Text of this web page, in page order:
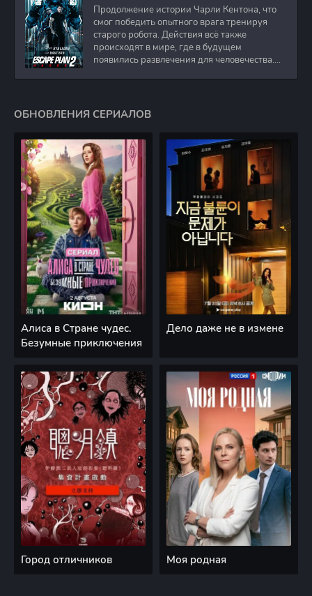
Продолжение истории Чарли Кентона, что
смог победить опытного врага тренируя
старого робота. Действия всё также
происходят в мире, где в будущем
появились развлечения для человечества.
ОБНОВЛЕНИЯ СЕРИАЛОВ
Алиса в Стране чудес.
Безумные приключения
Дело даже не в измене
Город отличников Моя родная